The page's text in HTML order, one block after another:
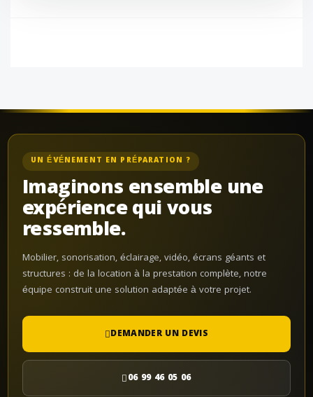
UN ÉVÉNEMENT EN PRÉPARATION ?
Imaginons ensemble une
expérience qui vous
ressemble.
Mobilier, sonorisation, éclairage, vidéo, écrans géants et
structures : de la location à la prestation complète, notre
équipe construit une solution adaptée à votre projet.
DEMANDER UN DEVIS
06 99 46 05 06